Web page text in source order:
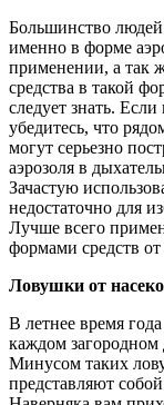
Большинство
именно в форме
применении, а так
средства в такой
следует знать.
убедитесь, что
могут серьезно
аэрозоля в
Зачастую
недостаточно для
Лучше всего
формами средств
Ловушки от
В летнее время
каждом
Минусом таких
представляют